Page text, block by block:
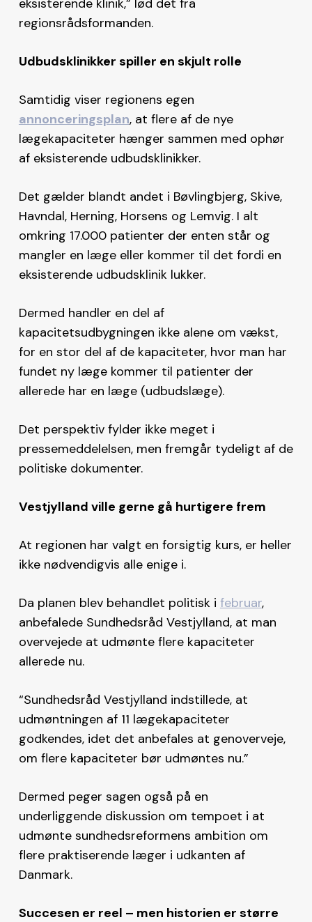
regionsrådsformanden.
Udbudsklinikker spiller en skjult rolle
Samtidig viser regionens egen
annonceringsplan, at flere af de nye
lægekapaciteter hænger sammen med ophør
af eksisterende udbudsklinikker.
Det gælder blandt andet i Bøvlingbjerg, Skive,
Havndal, Herning, Horsens og Lemvig. I alt
omkring 17.000 patienter der enten står og
mangler en læge eller kommer til det fordi en
eksisterende udbudsklinik lukker.
Dermed handler en del af
kapacitetsudbygningen ikke alene om vækst,
for en stor del af de kapaciteter, hvor man har
fundet ny læge kommer til patienter der
allerede har en læge (udbudslæge).
Det perspektiv fylder ikke meget i
pressemeddelelsen, men fremgår tydeligt af de
politiske dokumenter.
Vestjylland ville gerne gå hurtigere frem
At regionen har valgt en forsigtig kurs, er heller
ikke nødvendigvis alle enige i.
Da planen blev behandlet politisk i februar,
anbefalede Sundhedsråd Vestjylland, at man
overvejede at udmønte flere kapaciteter
allerede nu.
“Sundhedsråd Vestjylland indstillede, at
udmøntningen af 11 lægekapaciteter
godkendes, idet det anbefales at genoverveje,
om flere kapaciteter bør udmøntes nu.”
Dermed peger sagen også på en
underliggende diskussion om tempoet i at
udmønte sundhedsreformens ambition om
flere praktiserende læger i udkanten af
Danmark.
Succesen er reel – men historien er større